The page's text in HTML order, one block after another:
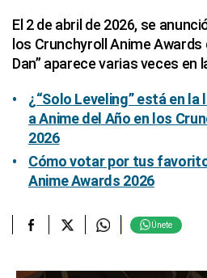
El 2 de abril de 2026, se
los Crunchyroll Anime Awards
Dan” aparece varias veces en
¿“Solo Leveling” está en
a Anime del Año en los
2026
Cómo votar por tus
Anime Awards 2026
Únete